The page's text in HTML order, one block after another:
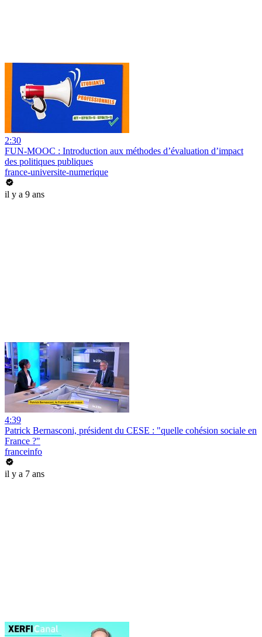
2:30
FUN-MOOC : Introduction aux méthodes d’évaluation d’impact
des politiques publiques
france-universite-numerique
il y a 9 ans
4:39
Patrick Bernasconi, président du CESE : "quelle cohésion sociale en
France ?"
franceinfo
il y a 7 ans